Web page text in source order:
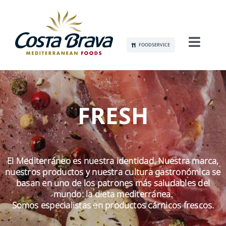
content
FOODSERVICE
CONÓCENOS
SOSTENIBILIDAD
PRODUCTOS
COMUNICACIÓN
EMPLEO
CONTACTO
FRESH
El Mediterráneo es nuestra identidad. Nuestra marca,
nuestros productos y nuestra cultura gastronómica se
basan en uno de los patrones más saludables del
mundo: la dieta mediterránea.
Somos especialistas en productos cárnicos frescos.